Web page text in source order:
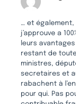
… et
j’approuve a
leurs
restant de
ministres,
secretaires et
rabachent à
pour qui. Pas